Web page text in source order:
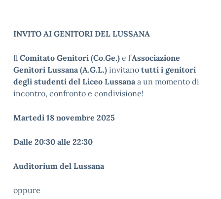
INVITO AI GENITORI DEL LUSSANA
Il Comitato Genitori (Co.Ge.) e l’Associazione
Genitori Lussana (A.G.L.) invitano tutti i genitori
degli studenti del Liceo Lussanaa un momento di
incontro, confronto e condivisione!
Martedì 18 novembre 2025
Dalle 20:30 alle 22:30
Auditorium del Lussana
oppure